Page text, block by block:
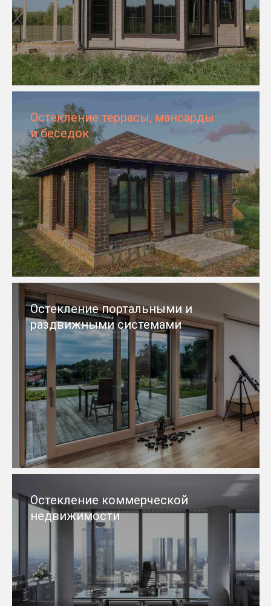
Остекление террасы, мансарды
и беседок
Остекление портальными и
раздвижными системами
Остекление коммерческой
недвижимости